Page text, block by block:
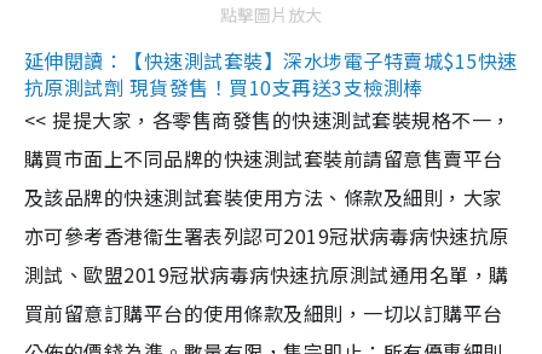
點擊圖片放大
延伸閱讀：【快速測試套裝】深水埗電子特賣城$15快速
抗原測試劑 現貨發售！買10支再送3支檢測棒
<< 提提大家，各零售商發售的快速測試套裝規格不一，
購買市面上不同品牌的快速測試套裝前請留意售賣平台
及該品牌的快速測試套裝使用方法、條款及細則，大家
亦可參考香港衞生署表列認可2019冠狀病毒病快速抗原
測試、歐盟2019冠狀病毒病快速抗原測試通用名單，購
買前留意訂購平台的使用條款及細則，一切以訂購平台